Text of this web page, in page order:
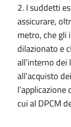
2. I suddetti
assicurare,
metro, che gli
dilazionato e
all’interno dei
all’acquisto
cui al DPCM